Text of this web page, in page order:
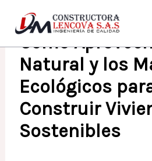
Cómo
Natural y los
Ecológicos
Construir
Sostenibles